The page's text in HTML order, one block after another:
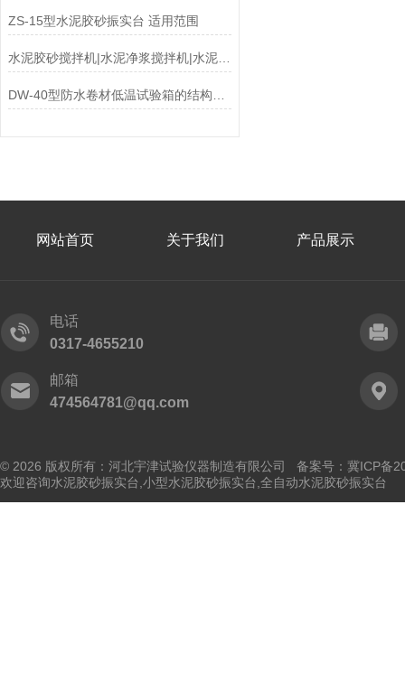
ZS-15型水泥胶砂振实台 适用范围
水泥胶砂搅拌机|水泥净浆搅拌机|水泥胶砂振实台
网站首页 关于我们 产品展示
电话
0317-4655210
邮箱
474564781@qq.com
© 2026 版权所有：河北宇津试验仪器制造有限公司 备案号：冀ICP备
欢迎咨询水泥胶砂振实台,小型水泥胶砂振实台,全自动水泥胶砂振实台